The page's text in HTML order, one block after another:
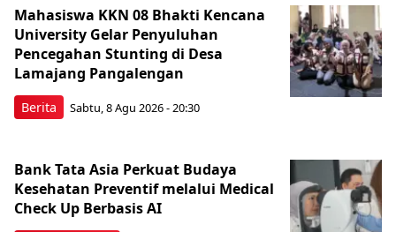
Berita
Mahasiswa KKN 08 Bhakti Kencana
University Gelar Penyuluhan
Pencegahan Stunting di Desa
Lamajang Pangalengan
Sabtu, 8 Agu 2026 - 20:30
Bank Tata Asia Perkuat Budaya
Kesehatan Preventif melalui Medical
Check Up Berbasis AI